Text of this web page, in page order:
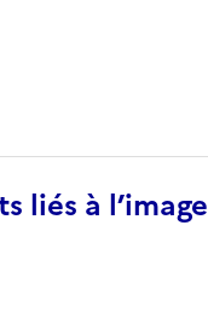
liés à l’image